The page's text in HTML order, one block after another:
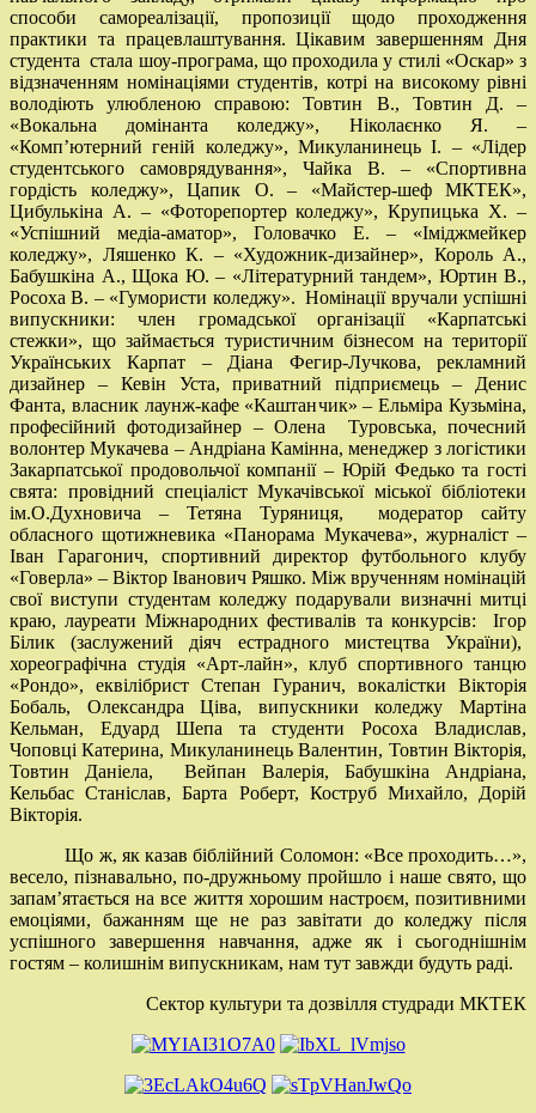
способи самореалізації, пропозиції щодо проходження
практики та працевлаштування. Цікавим завершенням Дня
студента стала шоу-програма, що проходила у стилі «Оскар» з
відзначенням номінаціями студентів, котрі на високому рівні
володіють улюбленою справою: Товтин В., Товтин Д. –
«Вокальна домінанта коледжу», Ніколаєнко Я. –
«Комп’ютерний геній коледжу», Микуланинець І. – «Лідер
студентського самоврядування», Чайка В. – «Спортивна
гордість коледжу», Цапик О. – «Майстер-шеф МКТЕК»,
Цибулькіна А. – «Фоторепортер коледжу», Крупицька Х. –
«Успішний медіа-аматор», Головачко Е. – «Іміджмейкер
коледжу», Ляшенко К. – «Художник-дизайнер», Король А.,
Бабушкіна А., Щока Ю. – «Літературний тандем», Юртин В.,
Росоха В. – «Гумористи коледжу». Номінації вручали успішні
випускники: член громадської організації «Карпатські
стежки», що займається туристичним бізнесом на території
Українських Карпат – Діана Фегир-Лучкова, рекламний
дизайнер – Кевін Уста, приватний підприємець – Денис
Фанта, власник лаунж-кафе «Каштанчик» – Ельміра Кузьміна,
професійний фотодизайнер – Олена Туровська, почесний
волонтер Мукачева – Андріана Камінна, менеджер з логістики
Закарпатської продовольчої компанії – Юрій Федько та гості
свята: провідний спеціаліст Мукачівської міської бібліотеки
ім.О.Духновича – Тетяна Туряниця, модератор сайту
обласного щотижневика «Панорама Мукачева», журналіст –
Іван Гарагонич, спортивний директор футбольного клубу
«Говерла» – Віктор Іванович Ряшко. Між врученням номінацій
свої виступи студентам коледжу подарували визначні митці
краю, лауреати Міжнародних фестивалів та конкурсів: Ігор
Білик (заслужений діяч естрадного мистецтва України),
хореографічна студія «Арт-лайн», клуб спортивного танцю
«Рондо», еквілібрист Степан Гуранич, вокалістки Вікторія
Бобаль, Олександра Ціва, випускники коледжу Мартіна
Кельман, Едуард Шепа та студенти Росоха Владислав,
Чоповці Катерина, Микуланинець Валентин, Товтин Вікторія,
Товтин Даніела, Вейпан Валерія, Бабушкіна Андріана,
Кельбас Станіслав, Барта Роберт, Коструб Михайло, Дорій
Вікторія.
Що ж, як казав біблійний Соломон: «Все проходить…»,
весело, пізнавально, по-дружньому пройшло і наше свято, що
запам’ятається на все життя хорошим настроєм, позитивними
емоціями, бажанням ще не раз завітати до коледжу після
успішного завершення навчання, адже як і сьогоднішнім
гостям – колишнім випускникам, нам тут завжди будуть раді.
Сектор культури та дозвілля студради МКТЕК